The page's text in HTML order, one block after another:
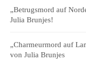
„Betrugsmord auf
Julia Brunjes!
„Charmeurmord auf
von Julia Brunjes